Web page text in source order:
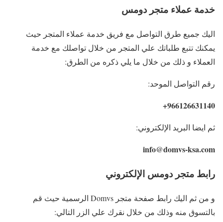
خدمة عملاء متجر دومس
اليك جميع طرق التواصل مع فريق خدمة عملاء المتجر حيث
يمكنك تتبع طلباتك علي المتجر من خلال تواصلك مع خدمة
العملاء و ذلك من خلال ما يلي ذكره من الطرق:
رقم التواصل الموحد:
966126631140+
ثم ايضا البريد الإلكتروني:
info@domvs-ksa.com
رابط متجر دومس الإلكتروني
و من ثم اليك رابط صفحة متجر Domvs الرسمية حيث قم
بالتسوق منه وذلك من خلال نقرك علي الزر التالي: